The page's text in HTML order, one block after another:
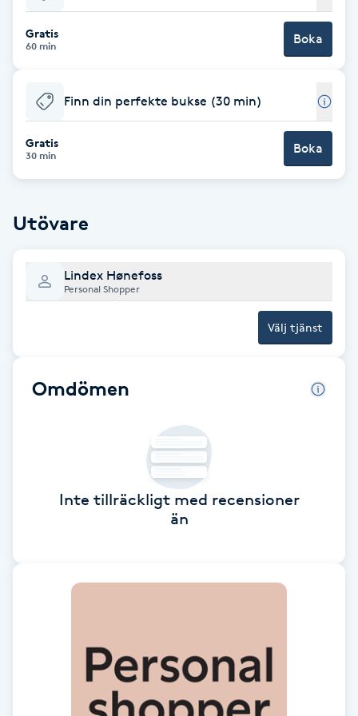
Babylights
Balayage
Bambumassage
Barber
Blowout
Brynformning
Color correction
Gratis
60 min Boka
Finn din perfekte bukse (30 min)
Gratis
30 min Boka
Utövare
Lindex Hønefoss
Personal Shopper
Välj tjänst
Omdömen
Inte tillräckligt med recensioner
än